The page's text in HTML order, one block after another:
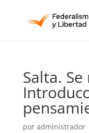
Salta.
por administrador